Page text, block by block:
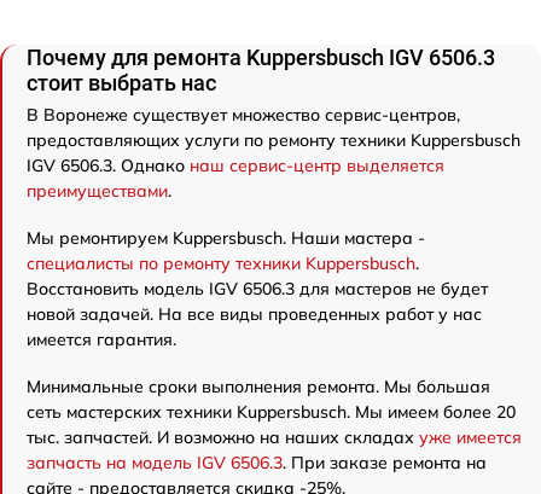
Почему для ремонта Kuppersbusch IGV 6506.3
стоит выбрать нас
В Воронеже существует множество сервис-центров,
предоставляющих услуги по ремонту техники Kuppersbusch
IGV 6506.3. Однако наш сервис-центр выделяется
преимуществами.
Мы ремонтируем Kuppersbusch. Наши мастера -
специалисты по ремонту техники Kuppersbusch.
Восстановить модель IGV 6506.3 для мастеров не будет
новой задачей. На все виды проведенных работ у нас
имеется гарантия.
Минимальные сроки выполнения ремонта. Мы большая
сеть мастерских техники Kuppersbusch. Мы имеем более 20
тыс. запчастей. И возможно на наших складах уже имеется
запчасть на модель IGV 6506.3. При заказе ремонта на
сайте - предоставляется скидка -25%.